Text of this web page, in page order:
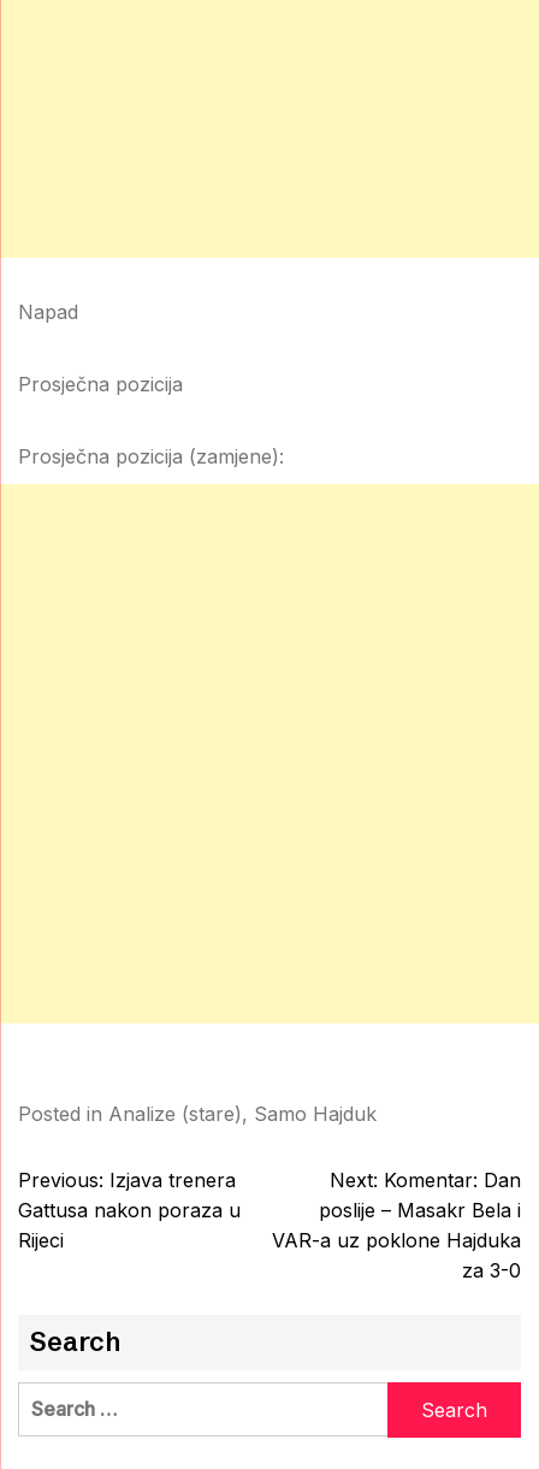
Napad
Prosječna pozicija
Prosječna pozicija (zamjene):
Posted in Analize (stare), Samo Hajduk
Post
navigation
Previous: Izjava trenera
Gattusa nakon poraza u
Rijeci
Next: Komentar: Dan
poslije – Masakr Bela i
VAR-a uz poklone Hajduka
za 3-0
Search
Search